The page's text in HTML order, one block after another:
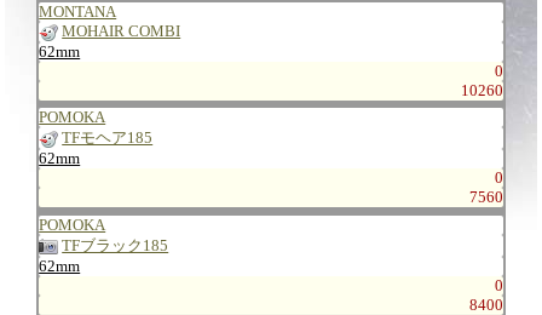
MONTANA
MOHAIR COMBI
62mm
0
10260
POMOKA
TFモヘア185
62mm
0
7560
POMOKA
TFブラック185
62mm
0
8400